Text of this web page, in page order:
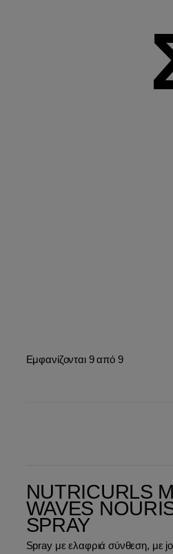
Εμφανίζονται 9 από 9
NUTRICURLS
WAVES
SPRAY
Spray με ελαφριά σύνθεση, με